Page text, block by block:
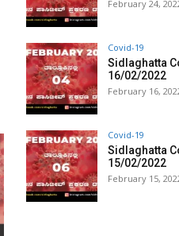
February 24,
Covid-19
Sidlaghatta
16/02/2022
February 16,
Covid-19
Sidlaghatta
15/02/2022
February 15,